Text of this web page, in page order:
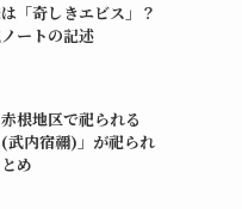
「奇しきエビス」？
ートの記述
根地区で祀られる
(武内宿禰)」が祀られ
め